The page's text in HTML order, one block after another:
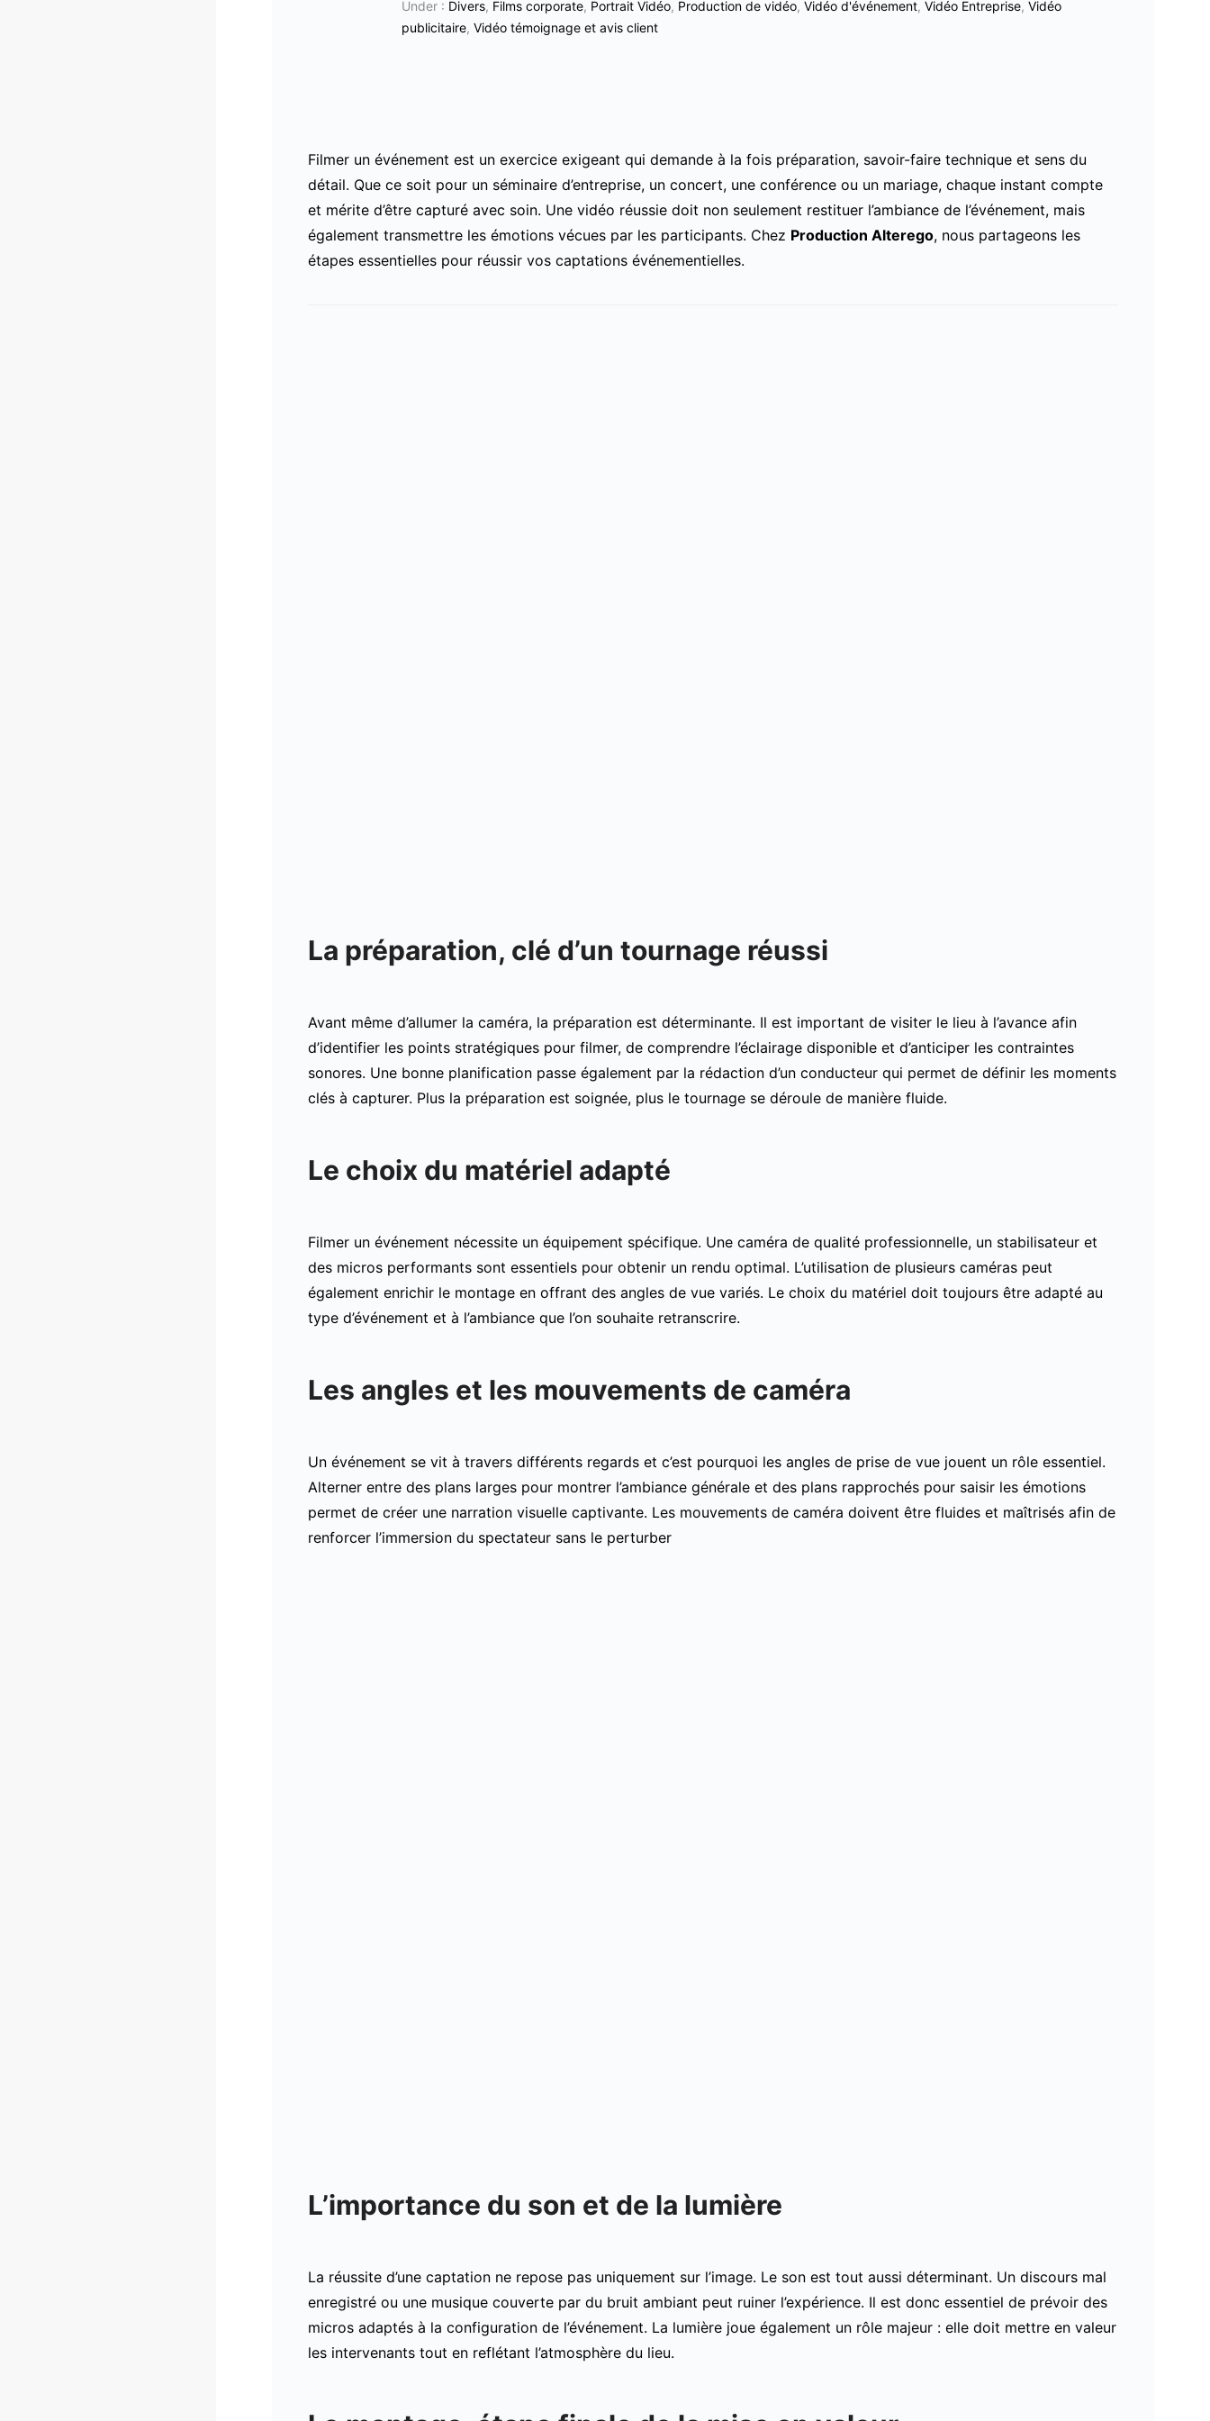
Under : Divers, Films corporate, Portrait Vidéo, Production de vidéo, Vidéo d'événement, Vidéo Entreprise, Vidéo
publicitaire, Vidéo témoignage et avis client
Filmer un événement est un exercice exigeant qui demande à la fois préparation, savoir-faire technique et sens du
détail. Que ce soit pour un séminaire d’entreprise, un concert, une conférence ou un mariage, chaque instant compte
et mérite d’être capturé avec soin. Une vidéo réussie doit non seulement restituer l’ambiance de l’événement, mais
également transmettre les émotions vécues par les participants. Chez Production Alterego, nous partageons les
étapes essentielles pour réussir vos captations événementielles.
La préparation, clé d’un tournage réussi
Avant même d’allumer la caméra, la préparation est déterminante. Il est important de visiter le lieu à l’avance afin
d’identifier les points stratégiques pour filmer, de comprendre l’éclairage disponible et d’anticiper les contraintes
sonores. Une bonne planification passe également par la rédaction d’un conducteur qui permet de définir les moments
clés à capturer. Plus la préparation est soignée, plus le tournage se déroule de manière fluide.
Le choix du matériel adapté
Filmer un événement nécessite un équipement spécifique. Une caméra de qualité professionnelle, un stabilisateur et
des micros performants sont essentiels pour obtenir un rendu optimal. L’utilisation de plusieurs caméras peut
également enrichir le montage en offrant des angles de vue variés. Le choix du matériel doit toujours être adapté au
type d’événement et à l’ambiance que l’on souhaite retranscrire.
Les angles et les mouvements de caméra
Un événement se vit à travers différents regards et c’est pourquoi les angles de prise de vue jouent un rôle essentiel.
Alterner entre des plans larges pour montrer l’ambiance générale et des plans rapprochés pour saisir les émotions
permet de créer une narration visuelle captivante. Les mouvements de caméra doivent être fluides et maîtrisés afin de
renforcer l’immersion du spectateur sans le perturber
L’importance du son et de la lumière
La réussite d’une captation ne repose pas uniquement sur l’image. Le son est tout aussi déterminant. Un discours mal
enregistré ou une musique couverte par du bruit ambiant peut ruiner l’expérience. Il est donc essentiel de prévoir des
micros adaptés à la configuration de l’événement. La lumière joue également un rôle majeur : elle doit mettre en valeur
les intervenants tout en reflétant l’atmosphère du lieu.